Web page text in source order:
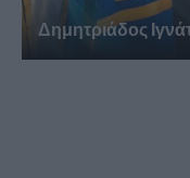
Δημητριάδος